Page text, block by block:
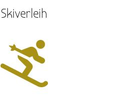
Skiverleih
